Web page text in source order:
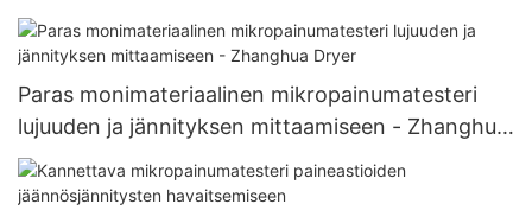
mikropainumiin
Paras monimateriaalinen mikropainumatesteri
lujuuden ja jännityksen mittaamiseen - Zhanghua
Dryer